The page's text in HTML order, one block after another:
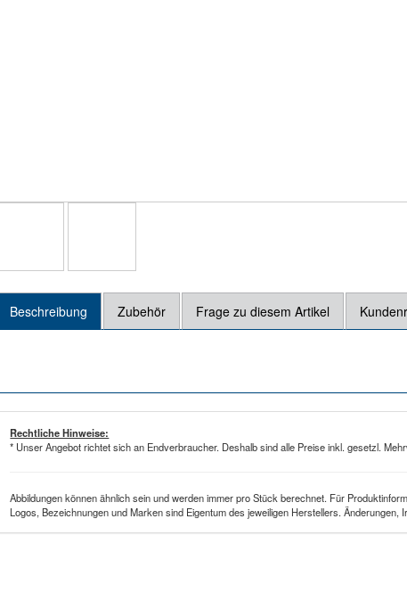
Beschreibung Zubehör Frage zu diesem Artikel
Rechtliche Hinweise:
* Unser Angebot richtet sich an Endverbraucher. Deshalb sind alle Preise inkl. gesetzl.
Abbildungen können ähnlich sein und werden immer pro Stück berechnet. Für
Logos, Bezeichnungen und Marken sind Eigentum des jeweiligen Herstellers.